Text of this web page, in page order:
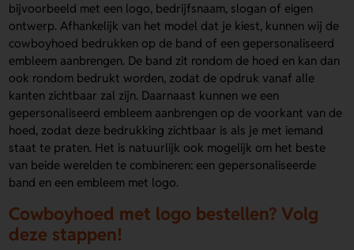
bijvoorbeeld met een logo, bedrijfsnaam, slogan of eigen
ontwerp. Afhankelijk van het model dat je kiest, kunnen wij de
cowboyhoed bedrukken op de band of een gepersonaliseerd
embleem aanbrengen. De band zit rondom de hoed en kan dan
ook rondom bedrukt worden, zodat de opdruk vanaf alle
kanten zichtbaar zal zijn. Daarnaast kunnen we een
gepersonaliseerd embleem aanbrengen op de voorkant van de
hoed, zodat deze bedrukking zichtbaar is als je met iemand
staat te praten. Het is natuurlijk ook mogelijk om het beste
van beide werelden te combineren: een gepersonaliseerde
band en een embleem met logo.
Cowboyhoed met logo bestellen? Volg
deze stappen!